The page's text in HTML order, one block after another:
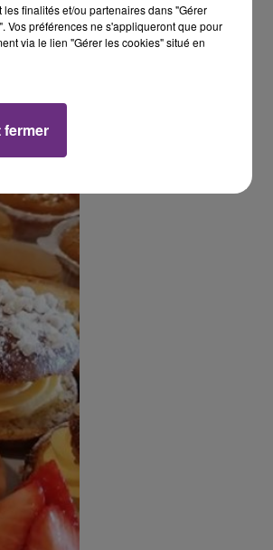
finalités et/ou partenaires dans "Gérer
Vos préférences ne s'appliqueront que pour
via le lien "Gérer les cookies" situé en
fermer